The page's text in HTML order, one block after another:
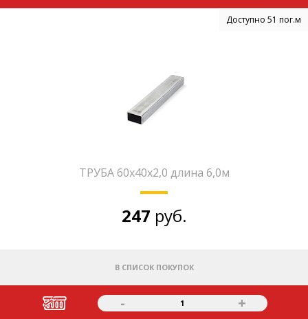
Доступно 51 пог.м
ТРУБА 60х40х2,0 длина 6,0м
247 руб.
В СПИСОК ПОКУПОК
- 1 +